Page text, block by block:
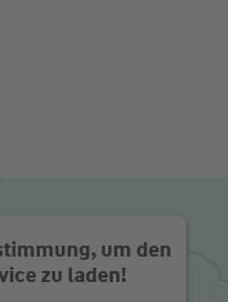
um den
zu laden!